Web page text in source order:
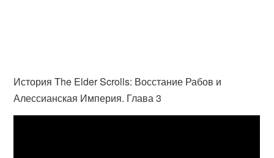
История The Elder Scrolls: Восстание Рабов и
Алессианская Империя. Глава 3